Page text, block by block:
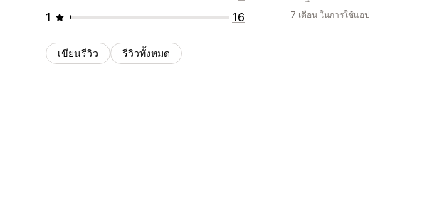
1
16
เขียนรีวิว รีวิวทั้งหมด
7 เดือน ในการใช้แอป